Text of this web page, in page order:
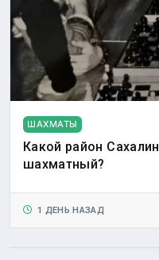
ШАХМАТЫ
Какой район
шахматный?
1 ДЕНЬ НАЗАД